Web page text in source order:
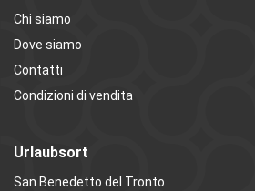
Chi siamo
Dove siamo
Contatti
Condizioni di vendita
Urlaubsort
San Benedetto del Tronto